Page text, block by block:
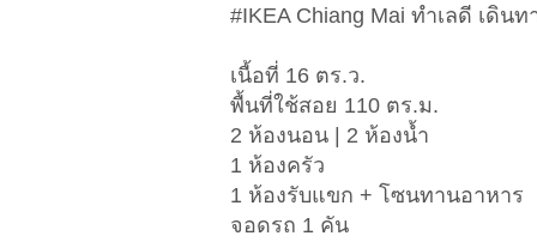
#IKEA Chiang Mai ทำเลดี เดิน
เนื้อที่ 16 ตร.ว.
พื้นที่ใช้สอย 110 ตร.ม.
2 ห้องนอน | 2 ห้องน้ำ
1 ห้องครัว
1 ห้องรับแขก + โซนทานอาหาร
จอดรถ 1 คัน